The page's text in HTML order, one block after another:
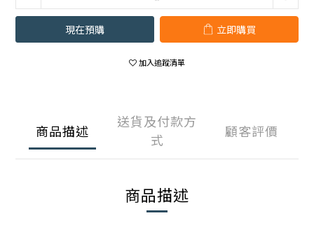
現在預購 立即購買
加入追蹤清單
商品描述
送貨及付款方
式
顧客評價
商品描述